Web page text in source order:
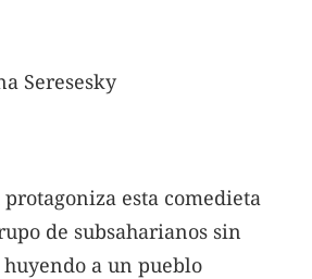
Seresesky
esta comedieta
de subsaharianos sin
a un pueblo